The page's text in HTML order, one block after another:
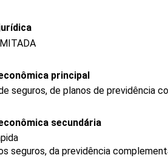
principal
seguros, de planos de previdência
secundária
seguros, da previdência